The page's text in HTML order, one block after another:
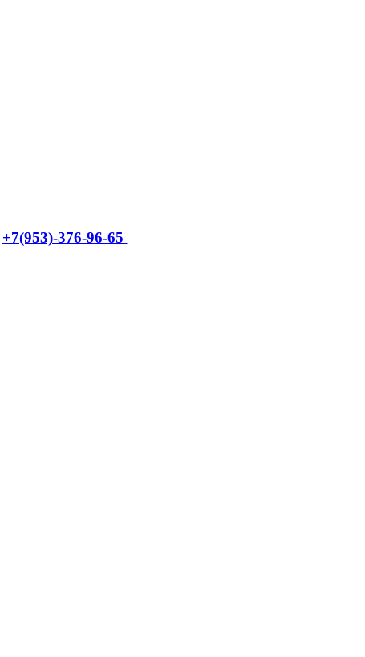
+7(953)-376-96-65